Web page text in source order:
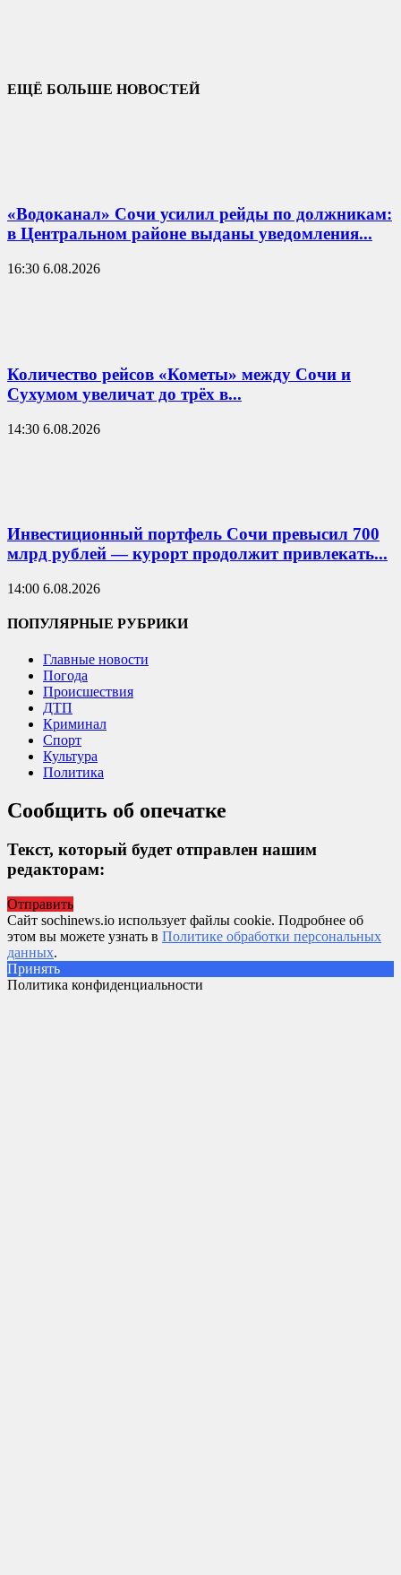
ЕЩЁ БОЛЬШЕ НОВОСТЕЙ
«Водоканал» Сочи усилил рейды по должникам:
в Центральном районе выданы уведомления...
16:30 6.08.2026
Количество рейсов «Кометы» между Сочи и
Сухумом увеличат до трёх в...
14:30 6.08.2026
Инвестиционный портфель Сочи превысил 700
млрд рублей — курорт продолжит привлекать...
14:00 6.08.2026
ПОПУЛЯРНЫЕ РУБРИКИ
Главные новости
Погода
Происшествия
ДТП
Криминал
Спорт
Культура
Политика
Сообщить об опечатке
Текст, который будет отправлен нашим
редакторам:
Отправить
Сайт sochinews.io использует файлы cookie. Подробнее об
этом вы можете узнать в Политике обработки персональных
данных.
Принять
Политика конфиденциальности